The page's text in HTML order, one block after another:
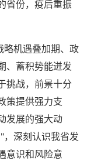
省份，疫后重振
略机遇叠加期、政
、蓄积势能迸发
挑战，前景十分
策提供强力支
发展的强大动
，深刻认识我省发
意识和风险意